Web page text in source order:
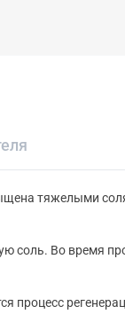
тяжелыми
соль. Во время
процесс